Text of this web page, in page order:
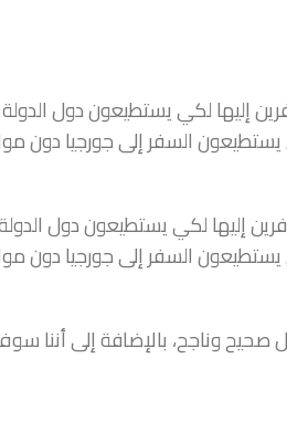
إليها لكي يستطيعون دول
يستطيعون السفر إلى جورجيا دون
إليها لكي يستطيعون دول
يستطيعون السفر إلى جورجيا دون
وناجح، بالإضافة إلى أننا